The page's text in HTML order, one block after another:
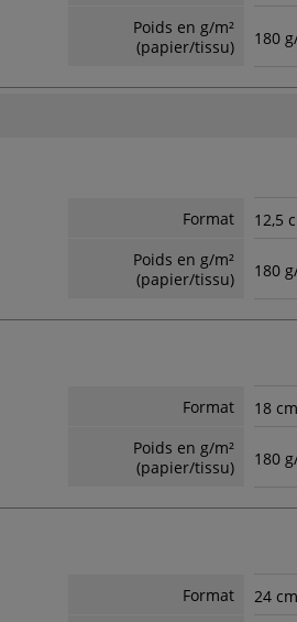
Poids en g/m²
(papier/tissu)
180
Format
12,5
Poids en g/m²
(papier/tissu)
180
Format
18
Poids en g/m²
(papier/tissu)
180
Format
24